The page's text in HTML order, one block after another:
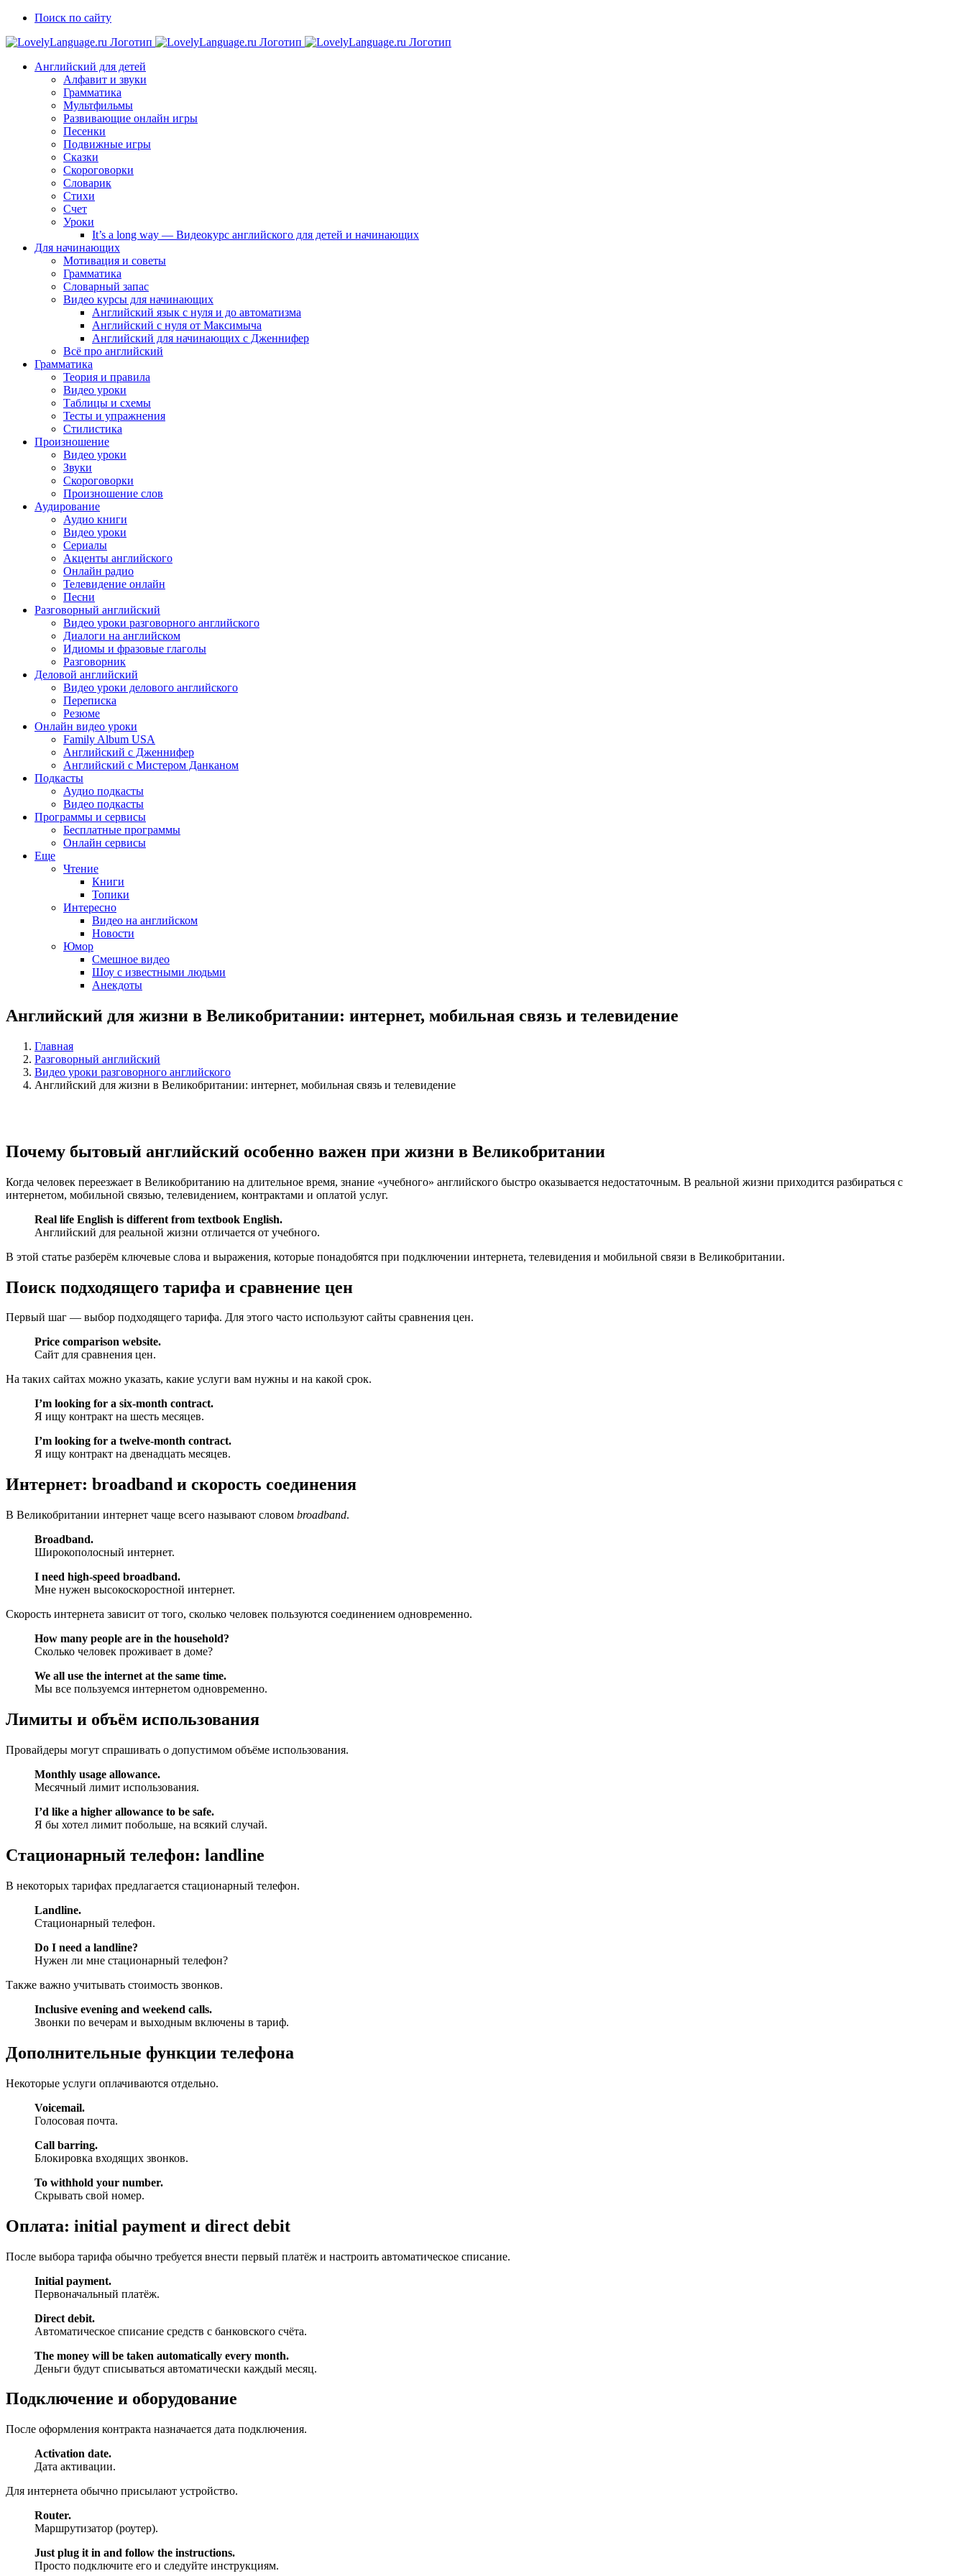
Skip
content
TelegramПоиск по сайту
Английский для детей
Алфавит и звуки
Грамматика
Мультфильмы
Развивающие онлайн игры
Песенки
Подвижные игры
Сказки
Скороговорки
Словарик
Стихи
Счет
Уроки
It’s a long way — Видеокурс английского для детей и начинающих
Для начинающих
Мотивация и советы
Грамматика
Словарный запас
Видео курсы для начинающих
Английский язык с нуля и до автоматизма
Английский с нуля от Максимыча
Английский для начинающих с Дженнифер
Всё про английский
Грамматика
Теория и правила
Видео уроки
Таблицы и схемы
Тесты и упражнения
Стилистика
Произношение
Видео уроки
Звуки
Скороговорки
Произношение слов
Аудирование
Аудио книги
Видео уроки
Сериалы
Акценты английского
Онлайн радио
Телевидение онлайн
Песни
Разговорный английский
Видео уроки разговорного английского
Диалоги на английском
Идиомы и фразовые глаголы
Разговорник
Деловой английский
Видео уроки делового английского
Переписка
Резюме
Онлайн видео уроки
Family Album USA
Английский с Дженнифер
Английский с Мистером Данканом
Подкасты
Аудио подкасты
Видео подкасты
Программы и сервисы
Бесплатные программы
Онлайн сервисы
Еще
Чтение
Книги
Топики
Интересно
Видео на английском
Новости
Юмор
Смешное видео
Шоу с известными людьми
Анекдоты
Английский для жизни в Великобритании: интернет, мобильная связь и телевидение
Главная
Разговорный английский
Видео уроки разговорного английского
Английский для жизни в Великобритании: интернет, мобильная связь и телевидение
Почему бытовый английский особенно важен при жизни в Великобритании
Когда человек переезжает в Великобританию на длительное время, знание «учебного» английского быстро оказывается недостаточным. В реальной жизни приходится разбираться с
интернетом, мобильной связью, телевидением, контрактами и оплатой услуг.
Real life English is different from textbook English.
Английский для реальной жизни отличается от учебного.
В этой статье разберём ключевые слова и выражения, которые понадобятся при подключении интернета, телевидения и мобильной связи в Великобритании.
Поиск подходящего тарифа и сравнение цен
Первый шаг — выбор подходящего тарифа. Для этого часто используют сайты сравнения цен.
Price comparison website.
Сайт для сравнения цен.
На таких сайтах можно указать, какие услуги вам нужны и на какой срок.
I’m looking for a six-month contract.
Я ищу контракт на шесть месяцев.
I’m looking for a twelve-month contract.
Я ищу контракт на двенадцать месяцев.
Интернет: broadband и скорость соединения
В Великобритании интернет чаще всего называют словом broadband.
Broadband.
Широкополосный интернет.
I need high-speed broadband.
Мне нужен высокоскоростной интернет.
Скорость интернета зависит от того, сколько человек пользуются соединением одновременно.
How many people are in the household?
Сколько человек проживает в доме?
We all use the internet at the same time.
Мы все пользуемся интернетом одновременно.
Лимиты и объём использования
Провайдеры могут спрашивать о допустимом объёме использования.
Monthly usage allowance.
Месячный лимит использования.
I’d like a higher allowance to be safe.
Я бы хотел лимит побольше, на всякий случай.
Стационарный телефон: landline
В некоторых тарифах предлагается стационарный телефон.
Landline.
Стационарный телефон.
Do I need a landline?
Нужен ли мне стационарный телефон?
Также важно учитывать стоимость звонков.
Inclusive evening and weekend calls.
Звонки по вечерам и выходным включены в тариф.
Дополнительные функции телефона
Некоторые услуги оплачиваются отдельно.
Voicemail.
Голосовая почта.
Call barring.
Блокировка входящих звонков.
To withhold your number.
Скрывать свой номер.
Оплата: initial payment и direct debit
После выбора тарифа обычно требуется внести первый платёж и настроить автоматическое списание.
Initial payment.
Первоначальный платёж.
Direct debit.
Автоматическое списание средств с банковского счёта.
The money will be taken automatically every month.
Деньги будут списываться автоматически каждый месяц.
Подключение и оборудование
После оформления контракта назначается дата подключения.
Activation date.
Дата активации.
Для интернета обычно присылают устройство.
Router.
Маршрутизатор (роутер).
Just plug it in and follow the instructions.
Просто подключите его и следуйте инструкциям.